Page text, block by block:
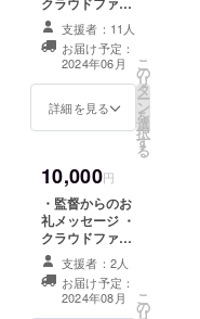
ディング用特別
オフショット
（データ） ・メ
イキング動画送
付 ・映画のクレ
ジットロールに
※クレジットご希
に記載名をご記
入ください。
クレジットを希
望されない方は
「掲載を希望し
ない」とご記入
ください。 ※メ
イキング動画の
支援者：11人
お届け予定：
2024年06月
詳細を見る
こ
の
リ
タ
ー
ン
を
選
択
す
る
10,000円
・監督からのお
礼メッセージ ・
クラウドファン
ディング用特別
オフショット
（データ） ・メ
イキング動画送
支援者：2人
お届け予定：
2024年08月
こ
の